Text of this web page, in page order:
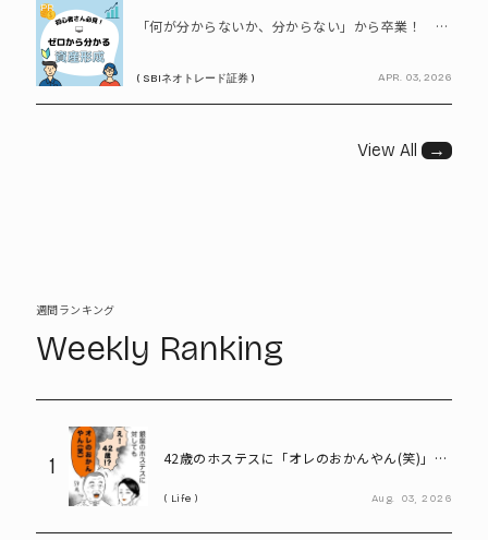
PR
「何が分からないか、分からない」から卒業！ SBIネオトレード証券で学ぶ、はじめての資産形成
( SBIネオトレード証券 ) APR. 03, 2026
View All →
週間ランキング
Weekly Ranking
1
42歳のホステスに「オレのおかんやん(笑)」と
Life Aug. 03, 2026